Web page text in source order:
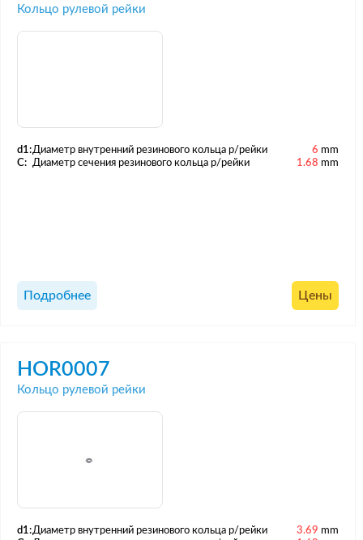
Кольцо рулевой рейки
d1:Диаметр внутренний резинового кольца р/рейки 6 mm
C:
Диаметр сечения резинового кольца р/рейки 1.68 mm
Подробнее Цены
HOR0007
Кольцо рулевой рейки
d1:Диаметр внутренний резинового кольца р/рейки 3.69 mm